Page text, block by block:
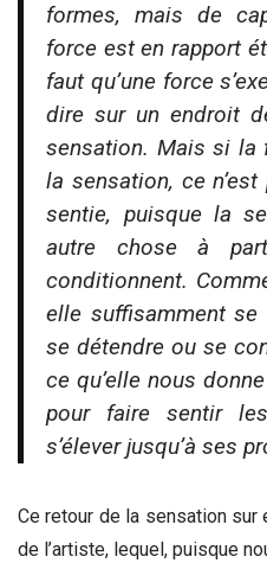
formes, mais de
force est en rapport
faut qu’une force
dire sur un endroit
sensation. Mais si la
la sensation, ce
sentie, puisque la
autre chose à
conditionnent.
elle suffisamment se
se détendre ou se
ce qu’elle nous
pour faire sentir
s’élever jusqu’à ses
Ce retour de la sensation
de l’artiste, lequel, puisque